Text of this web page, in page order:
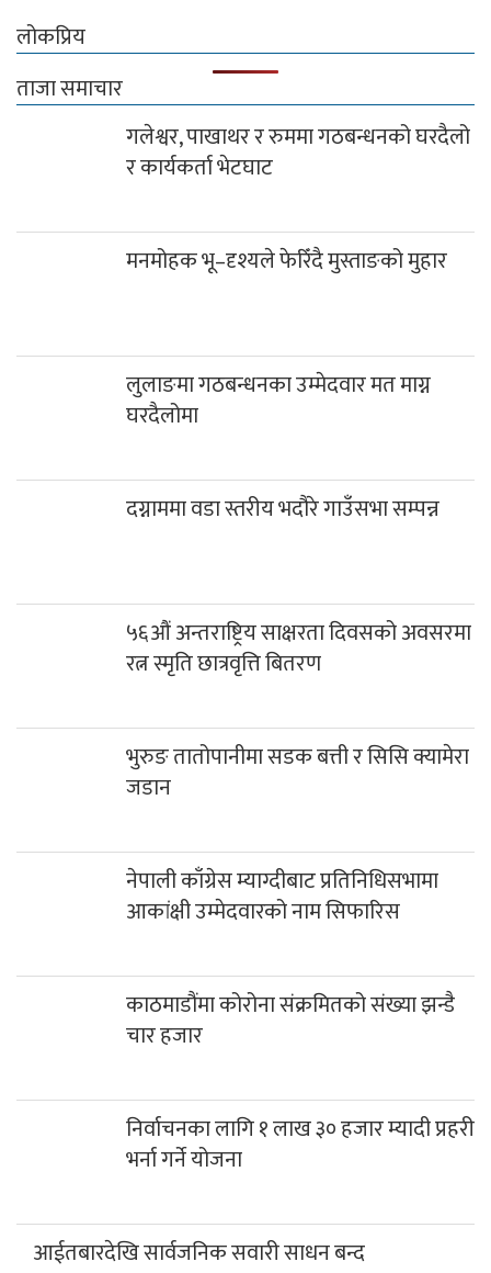
लोकप्रिय
ताजा समाचार
गलेश्वर, पाखाथर र रुममा गठबन्धनको घरदैलो
र कार्यकर्ता भेटघाट
मनमोहक भू–दृश्यले फेरिँदै मुस्ताङको मुहार
लुलाङमा गठबन्धनका उम्मेदवार मत माग्न
घरदैलोमा
दग्नाममा वडा स्तरीय भदौरे गाउँसभा सम्पन्न
५६औं अन्तराष्ट्रिय साक्षरता दिवसको अवसरमा
रत्न स्मृति छात्रवृत्ति बितरण
भुरुङ तातोपानीमा सडक बत्ती र सिसि क्यामेरा
जडान
नेपाली काँग्रेस म्याग्दीबाट प्रतिनिधिसभामा
आकांक्षी उम्मेदवारको नाम सिफारिस
काठमाडौंमा कोरोना संक्रमितको संख्या झन्डै
चार हजार
निर्वाचनका लागि १ लाख ३० हजार म्यादी प्रहरी
भर्ना गर्ने योजना
आईतबारदेखि सार्वजनिक सवारी साधन बन्द